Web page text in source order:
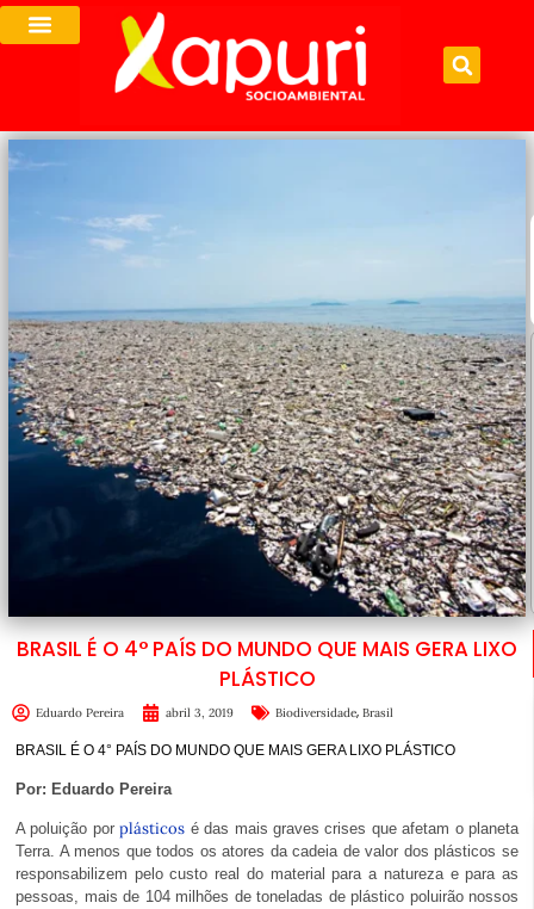
BRASIL É O 4° PAÍS DO MUNDO QUE MAIS GERA LIXO
PLÁSTICO
Eduardo Pereira abril 3, 2019 Biodiversidade, Brasil
BRASIL É O 4° PAÍS DO MUNDO QUE MAIS GERA LIXO PLÁSTICO
Por: Eduardo Pereira
A poluição porplásticos é das mais graves crises que afetam o planeta
Terra. A menos que todos os atores da cadeia de valor dos plásticos se
responsabilizem pelo custo real do material para a natureza e para as
pessoas, mais de 104 milhões de toneladas de plástico poluirão nossos